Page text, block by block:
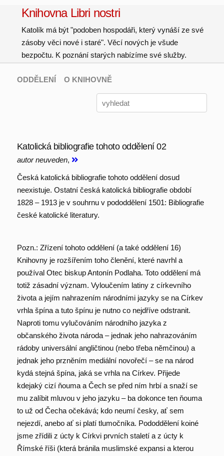
Knihovna Libri nostri
Katolík má být "podoben hospodáři, který vynáší ze své
zásoby věci nové i staré". Věcí nových je všude
bezpočtu. K poznání starých nabízíme své služby.
ODDĚLENÍ O KNIHOVNĚ
Katolická bibliografie tohoto oddělení 02
autor neuveden,
Česká katolická bibliografie tohoto oddělení dosud
neexistuje. Ostatní česká katolická bibliografie období
1828 – 1913 je v souhrnu v pododdělení 1501: Bibliografie
české katolické literatury.
Pozn.: Zřízení tohoto oddělení (a také oddělení 16)
Knihovny je rozšířením toho členění, které navrhl a
používal Otec biskup Antonín Podlaha. Toto oddělení má
totiž zásadní význam. Vyloučením latiny z církevního
života a jejím nahrazením národními jazyky se na Církev
vrhla špína a tuto špínu je nutno co nejdříve odstranit.
Naproti tomu vylučováním národního jazyka z
občanského života národa – jednak jeho nahrazováním
rádoby universální angličtinou (nebo třeba němčinou) a
jednak jeho przněním mediální novořečí – se na národ
kydá stejná špína, jaká se vrhla na Církev. Přijede
kdejaký cizí ňouma a Čech se před ním hrbí a snaží se
mu zalíbit mluvou v jeho jazyku – ba dokonce ten ňouma
to už od Čecha očekává; kdo neumí česky, ať sem
nejezdí, anebo ať si platí tlumočníka. Pododdělení koiné
jsme zřídili z úcty k Církvi prvních staletí a z úcty k
Římské říši (která bránila muslimské expansi a kterou